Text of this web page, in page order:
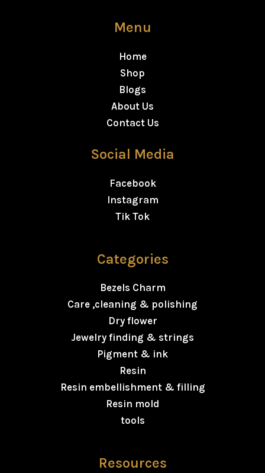
Menu
Home
Shop
Blogs
About Us
Contact Us
Social Media
Facebook
Instagram
Tik Tok
Categories
Bezels Charm
Care ,cleaning & polishing
Dry flower
Jewelry finding & strings
Pigment & ink
Resin
Resin embellishment & filling
Resin mold
tools
Resources